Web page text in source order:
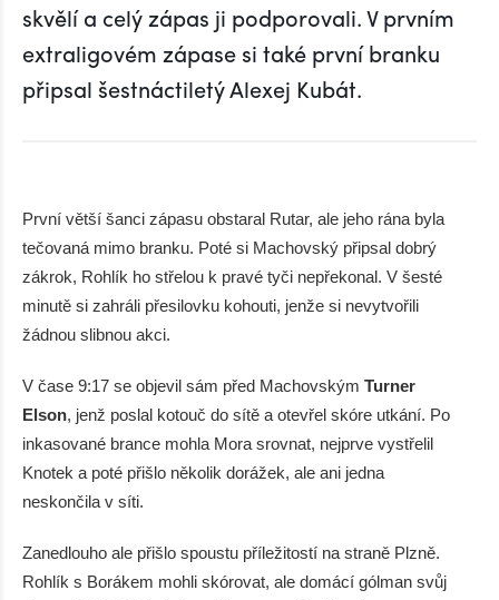
skvělí a celý zápas ji podporovali. V prvním
extraligovém zápase si také první branku
připsal šestnáctiletý Alexej Kubát.
První větší šanci zápasu obstaral Rutar, ale jeho rána byla
tečovaná mimo branku. Poté si Machovský připsal dobrý
zákrok, Rohlík ho střelou k pravé tyči nepřekonal. V šesté
minutě si zahráli přesilovku kohouti, jenže si nevytvořili
žádnou slibnou akci.
V čase 9:17 se objevil sám před Machovským Turner
Elson, jenž poslal kotouč do sítě a otevřel skóre utkání. Po
inkasované brance mohla Mora srovnat, nejprve vystřelil
Knotek a poté přišlo několik dorážek, ale ani jedna
neskončila v síti.
Zanedlouho ale přišlo spoustu příležitostí na straně Plzně.
Rohlík s Borákem mohli skórovat, ale domácí gólman svůj